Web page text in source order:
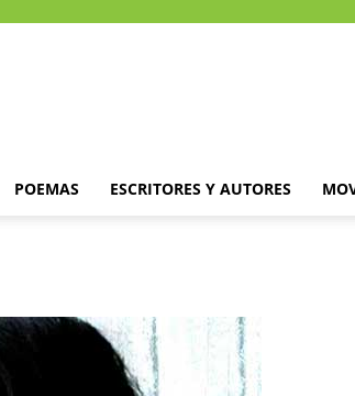
POEMAS ESCRITORES Y AUTORES